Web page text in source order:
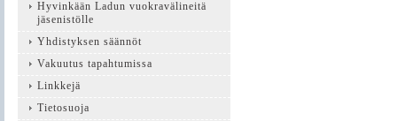
Hyvinkään Ladun vuokravälineitä
jäsenistölle
Yhdistyksen säännöt
Vakuutus tapahtumissa
Linkkejä
Tietosuoja